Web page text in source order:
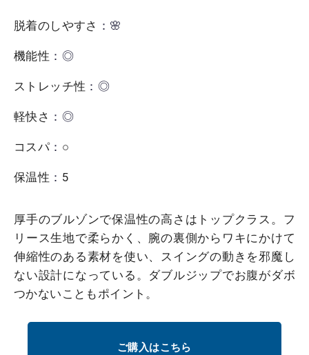
脱着のしやすさ ：🌸
機能性 ：◎
ストレッチ性 ：◎
軽快さ ：◎
コスパ： ○
保温性 ： 5
厚手のブルゾンで保温性の高さはトップクラス。フ
リース生地で柔らかく、腕の裏側からワキにかけて
伸縮性のある素材を使い、スイングの動きを邪魔し
ない設計になっている。ダブルジップでお腹がダボ
つかないこともポイント。
ご購入はこちら